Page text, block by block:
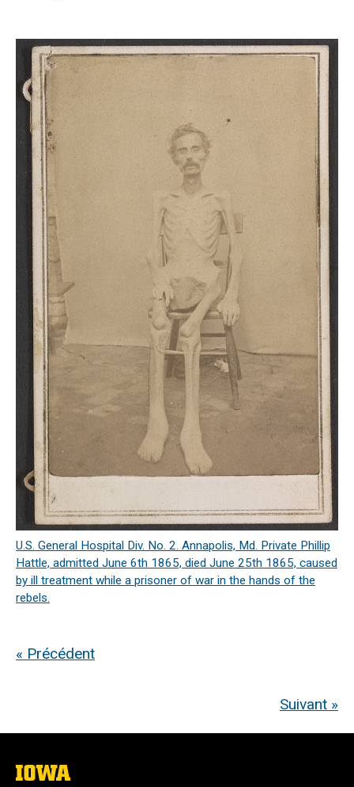
U.S. General Hospital Div. No. 2. Annapolis, Md. Private Phillip
Hattle, admitted June 6th 1865, died June 25th 1865, caused
by ill treatment while a prisoner of war in the hands of the
rebels.
« Précédent
Suivant »
The